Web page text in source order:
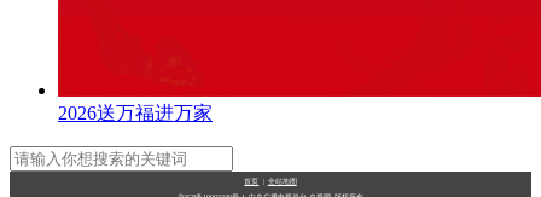
2026送万福进万家
首页 全站地图